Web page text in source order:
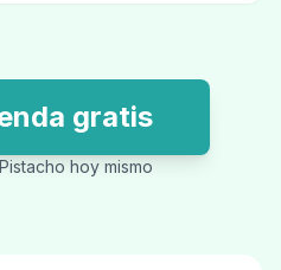
gratis
hoy mismo